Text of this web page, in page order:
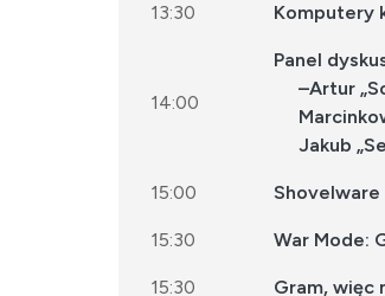
13:30 Komputery
14:00
Panel
–Artur
Jakub
15:00 Shovelware
15:30 War Mode:
15:30 Gram, więc